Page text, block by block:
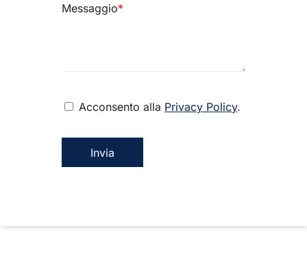
Messaggio*
Acconsento alla Privacy Policy.